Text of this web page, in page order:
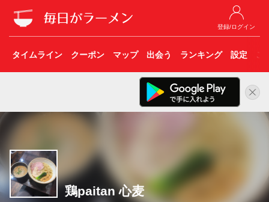
登録/ログイン
タイムライン クーポン マップ 出会う ランキング 設定 こ
鶏paitan 心麦